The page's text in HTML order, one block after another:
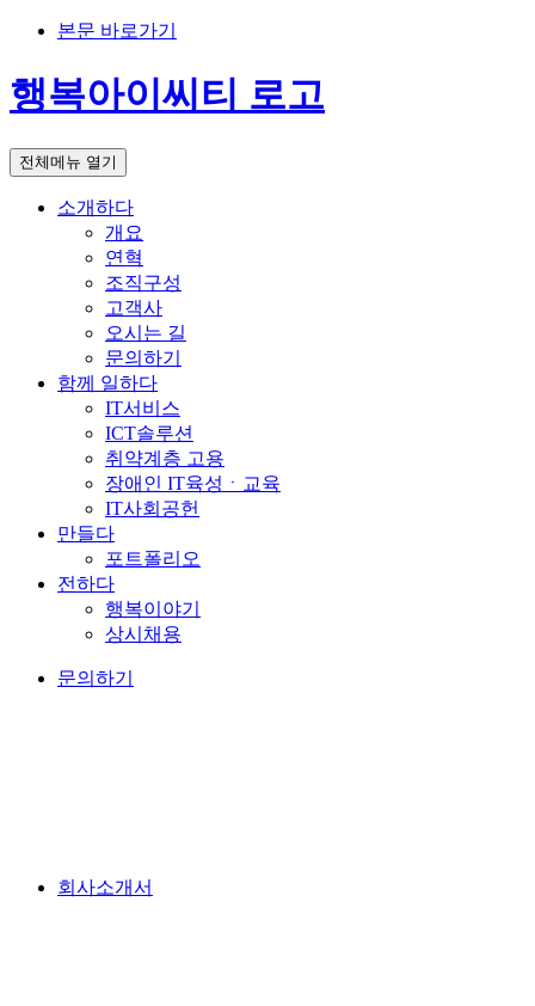
본문 바로가기
행복아이씨티 로고
전체메뉴 열기
소개하다
개요
연혁
조직구성
고객사
오시는 길
문의하기
함께 일하다
IT서비스
ICT솔루션
취약계층 고용
장애인 IT육성ㆍ교육
IT사회공헌
만들다
포트폴리오
전하다
행복이야기
상시채용
문의하기
회사소개서